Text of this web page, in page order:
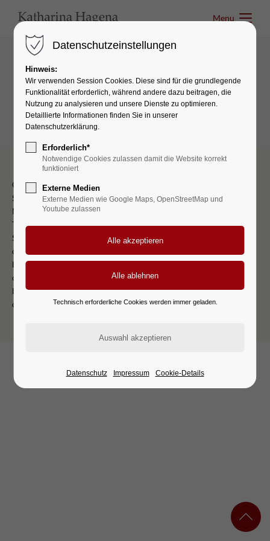
Menu
Google Maps/Multiple Marker
Google Maps API Schlüssel benötigt. Bitte tragen Sie den API
Schlüssel im Template customelement_gmap.html5 einGoogle
Maps API Schlüssel benötigt. Bitte tragen Sie den API Schlüssel im
Template customelement_gmap.html5 einGoogle Maps API
Schlüssel benötigt. Bitte tragen Sie den API Schlüssel im Template
customelement_gmap.html5 ein
benötigt. Bitte tragen Sie den API Schlüssel im Template
customelement_gmap.html5 einGoogle Maps API Schlüssel
benötigt. Bitte tragen Sie den API Schlüssel im Template
customelement_gmap.html5 ein
Datenschutzeinstellungen
Hinweis:
Wir verwenden Session Cookies. Diese sind für die grundlegende
Funktionalität erforderlich, während andere dazu beitragen, die
Nutzung zu analysieren und unsere Dienste zu optimieren.
Detaillierte Informationen finden Sie in unserer
Datenschutzerklärung.
Erforderlich*
Notwendige Cookies zulassen damit die Website korrekt
funktioniert
Externe Medien
Externe Medien wie Google Maps, OpenStreetMap und
Youtube zulassen
Technisch erforderliche Cookies werden immer geladen.
Datenschutz Impressum Cookie-Details
Menu